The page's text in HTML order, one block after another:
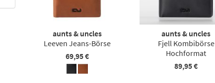
aunts & uncles
Leeven Jeans-Börse
69,95 €
aunts & uncles
Fjell Kombibörse
Hochformat
89,95 €